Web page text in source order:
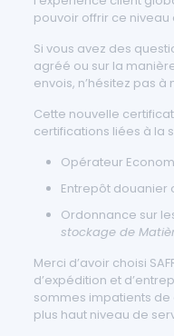
pouvoir offrir ce
Si vous avez des
agréé ou sur la
envois, n’hésitez pas
Cette nouvelle
certifications liées à la
Opérateur
Entrepôt douanier
Ordonnance sur
stockage de
Merci d’avoir choisi
d’expédition et
sommes impatients de
plus haut niveau de